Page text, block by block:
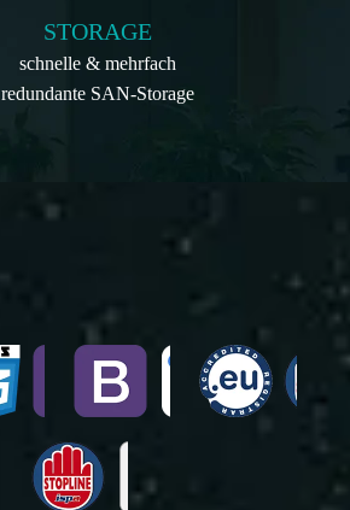
STORAGE
schnelle & mehrfach
redundante SAN-Storage